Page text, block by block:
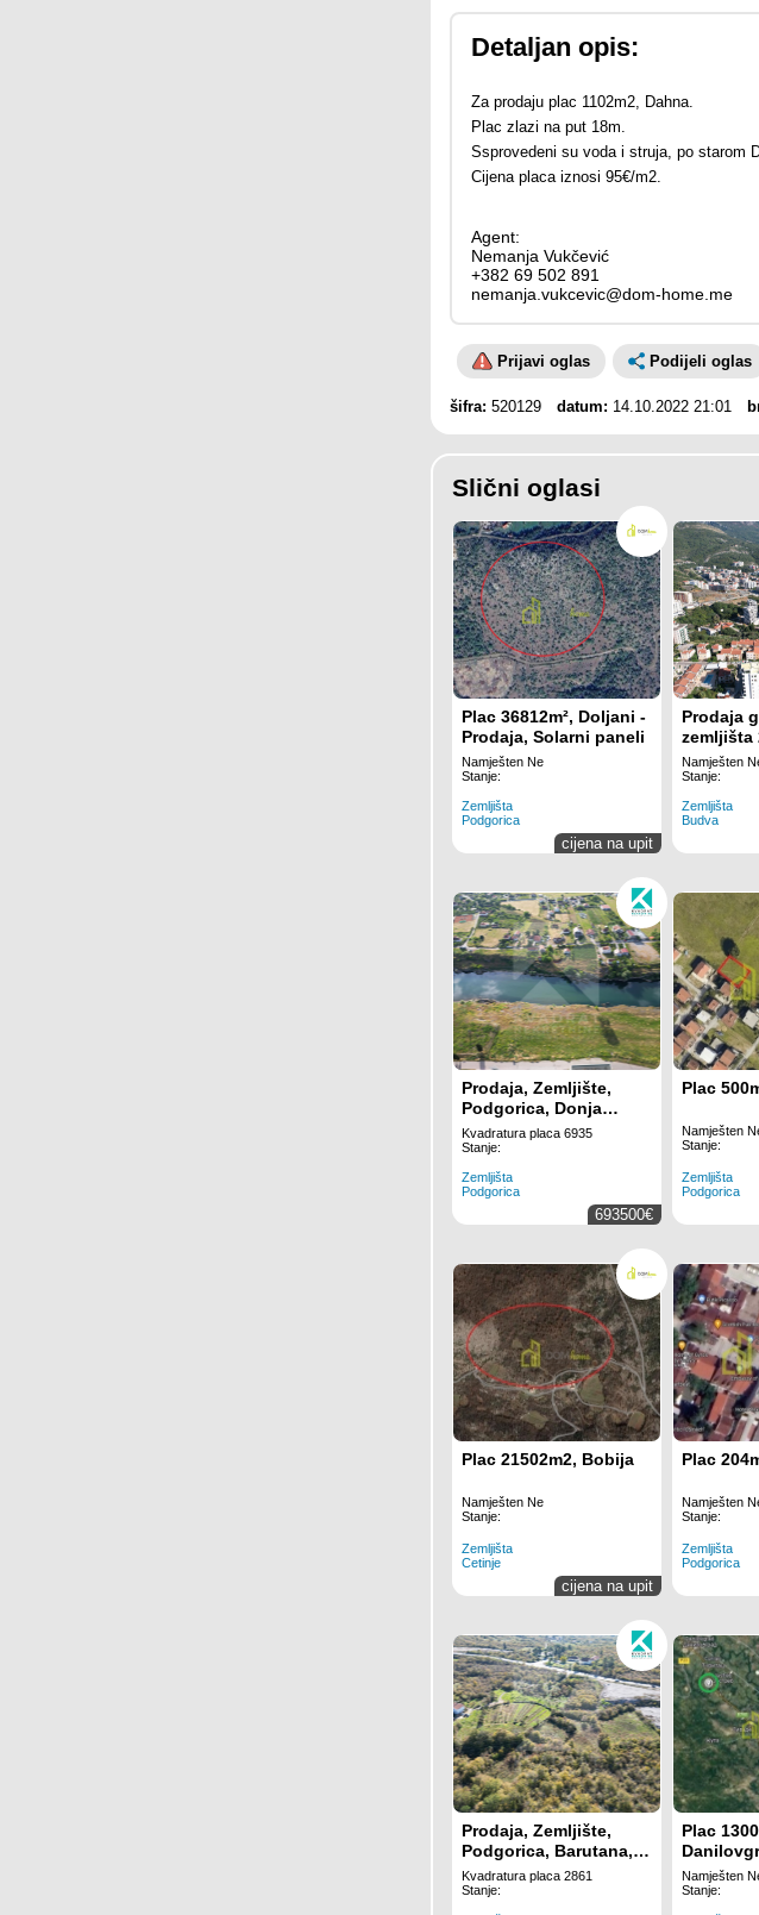
Detaljan opis:
Za prodaju plac 1102m2, Dahna.
Plac zlazi na put 18m.
Ssprovedeni su voda i struja, po starom
Cijena placa iznosi 95€/m2.
Agent:
Nemanja Vukčević
+382 69 502 891
nemanja.vukcevic@dom-home.me
Prijavi oglas Podijeli oglas
šifra: 520129 datum: 14.10.2022 21:01
Slični oglasi
Plac 36812m², Doljani -
Prodaja, Solarni paneli
Namješten Ne
Stanje:
Zemljišta
Podgorica
cijena na upit
Prodaja
zemljišta
izgradnju
vila –
Namješten
Stanje:
Zemljišta
Budva
Prodaja, Zemljište,
Podgorica, Donja
Gorica, 6935m2
Kvadratura placa 6935
Stanje:
Zemljišta
Podgorica
693500€
Namješten
Stanje:
Zemljišta
Podgorica
Plac 21502m2, Bobija
Namješten Ne
Stanje:
Zemljišta
Cetinje
cijena na upit
Plac
Namješten
Stanje:
Zemljišta
Podgorica
Prodaja, Zemljište,
Podgorica, Barutana,
2861m2
Kvadratura placa 2861
Stanje:
Plac
Namješten
Stanje: